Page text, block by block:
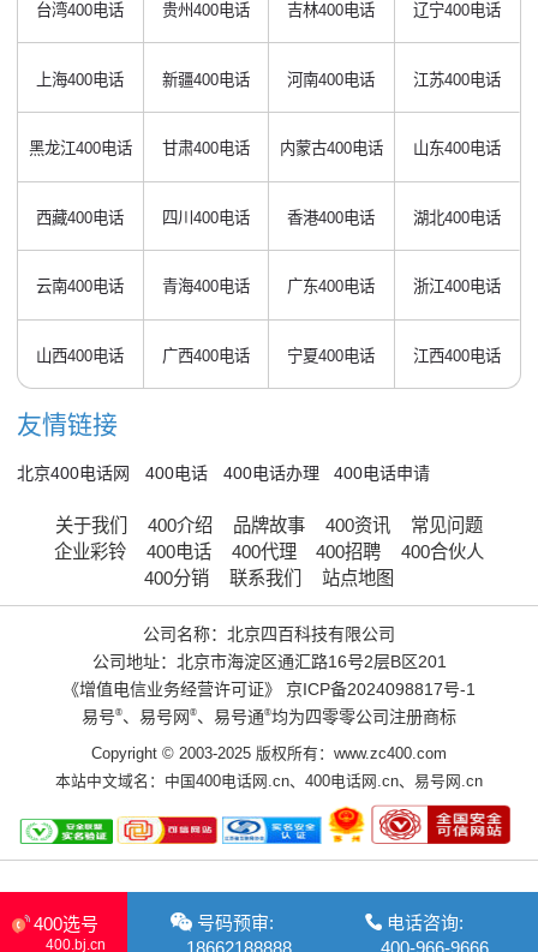
台湾400电话 贵州400电话 吉林400电话 辽宁400电话
上海400电话 新疆400电话 河南400电话 江苏400电话
黑龙江400电话 甘肃400电话 内蒙古400电话 山东400电话
西藏400电话 四川400电话 香港400电话 湖北400电话
云南400电话 青海400电话 广东400电话 浙江400电话
山西400电话 广西400电话 宁夏400电话 江西400电话
友情链接
北京400电话网 400电话 400电话办理 400电话申请
关于我们 400介绍 品牌故事 400资讯
常见问题
企业彩铃
400电话 400代理 400招聘
400合伙人
400分销
联系我们 站点地图
公司名称：北京四百科技有限公司
公司地址：北京市海淀区通汇路16号2层B区201
《增值电信业务经营许可证》
京ICP备2024098817号-1
易号®、易号网 ®、易号通®均为四零零公司注册商标
Copyright © 2003-2025 版权所有：www.zc400.com
本站中文域名： 中国400电话网.cn、 400电话网.cn、 易号网.cn
400选号
400.bj.cn
号码预审:
18662188888
电话咨询:
400-966-9666